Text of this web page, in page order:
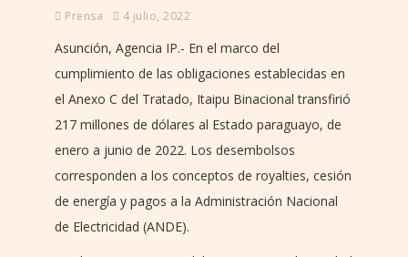
Prensa 4 julio, 2022
Asunción, Agencia IP.- En el marco del
cumplimiento de las obligaciones establecidas en
el Anexo C del Tratado, Itaipu Binacional transfirió
217 millones de dólares al Estado paraguayo, de
enero a junio de 2022. Los desembolsos
corresponden a los conceptos de royalties, cesión
de energía y pagos a la Administración Nacional
de Electricidad (ANDE).